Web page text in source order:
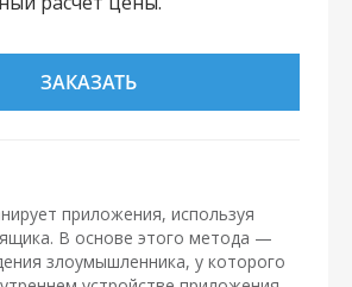
ЗАКАЗАТЬ
приложения, используя
В основе этого метода —
злоумышленника, у которого